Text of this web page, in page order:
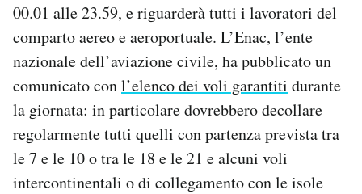
00.01 alle 23.59, e riguarderà tutti i lavoratori del
comparto aereo e aeroportuale. L’Enac, l’ente
nazionale dell’aviazione civile, ha pubblicato un
comunicato conl’elenco dei voli garantiti durante
la giornata: in particolare dovrebbero decollare
regolarmente tutti quelli con partenza prevista tra
le 7 e le 10 o tra le 18 e le 21 e alcuni voli
intercontinentali o di collegamento con le isole